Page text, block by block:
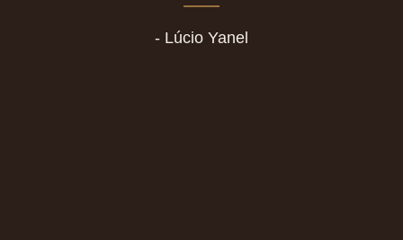
- Lúcio Yanel